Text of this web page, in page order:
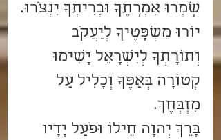
שָׁמְרוּ אִמְרָתֶךָ וּבְרִיתְךָ יִנְצֹרוּ.
יוֹרוּ מִשְׁפָּטֶיךָ לְיַעֲקֹב
וְתוֹרָתְךָ לְיִשְׂרָאֵל יָשִׂימוּ
קְטוֹרָה בְּאַפֶּךָ וְכָלִיל עַל
מִזְבְּחֶךָ.
בָּרֵךְ יְהוָה חֵילוֹ וּפֹעַל יָדָיו